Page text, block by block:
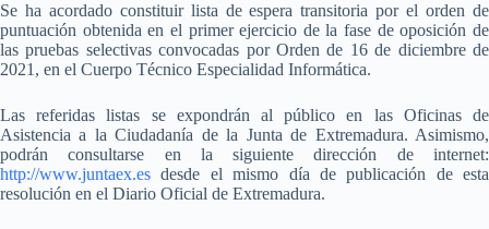
Se ha acordado constituir lista de espera transitoria por el orden de
puntuación obtenida en el primer ejercicio de la fase de oposición de
las pruebas selectivas convocadas por Orden de 16 de diciembre de
2021, en el Cuerpo Técnico Especialidad Informática.
Las referidas listas se expondrán al público en las Oficinas de
Asistencia a la Ciudadanía de la Junta de Extremadura. Asimismo,
podrán consultarse en la siguiente dirección de internet:
http://www.juntaex.es desde el mismo día de publicación de esta
resolución en el Diario Oficial de Extremadura.